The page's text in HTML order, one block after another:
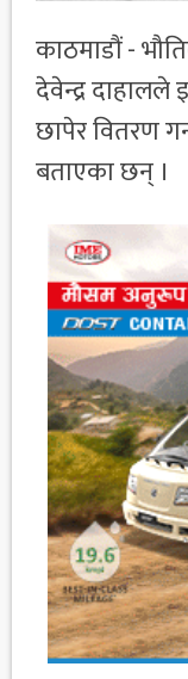
काठमाडौं -
देवेन्द्र दाहालले
छापेर वितरण
बताएका छन् ।